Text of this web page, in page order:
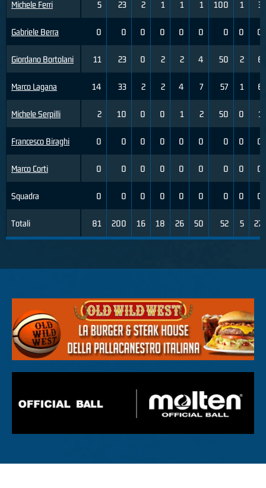
Michele Ferri
Gabriele Berra
Giordano Bortolani
Marco Lagana
Michele Serpilli
Francesco Biraghi
Marco Corti
Squadra
Totali
5 23 2 1 1 1 100 1 3
0 0 0 0 0 0 0 0 0
11 23 0 2 2 4 50 2 6
14 33 2 2 4 7 57 1 6
2 10 0 0 1 2 50 0 1
0 0 0 0 0 0 0 0 0
0 0 0 0 0 0 0 0 0
0 0 0 0 0 0 0 0 0
81 200 16 18 26 50 52 5 27